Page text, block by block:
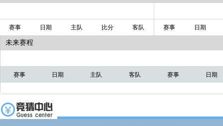
赛事 日期 主队 比分 客队 赛事 日期
未来赛程
赛事 日期 主队 客队 赛事 日期